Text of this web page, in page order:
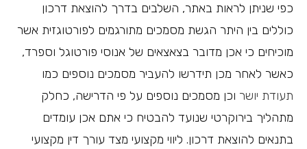
כפי שניתן לראות באתר, השלבים בדרך להוצאת דרכון
כוללים בין היתר הגשת מסמכים מתורגמים לפורטוגזית אשר
מוכיחים כי אכן מדובר בצאצאים של אנוסי פורטוגל וספרד,
כאשר לאחר מכן תידרשו להעביר מסמכים נוספים כמו
תעודת יושר וכן מסמכים נוספים על פי הדרישה, כחלק
מתהליך בירוקרטי שנועד להבטיח כי אתם אכן עומדים
בתנאים להוצאת דרכון. ליווי מקצועי מצד עורך דין מקצועי